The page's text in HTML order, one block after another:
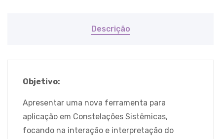
Descrição
Objetivo:
Apresentar uma nova ferramenta para
aplicação em Constelações Sistêmicas,
focando na interação e interpretação do